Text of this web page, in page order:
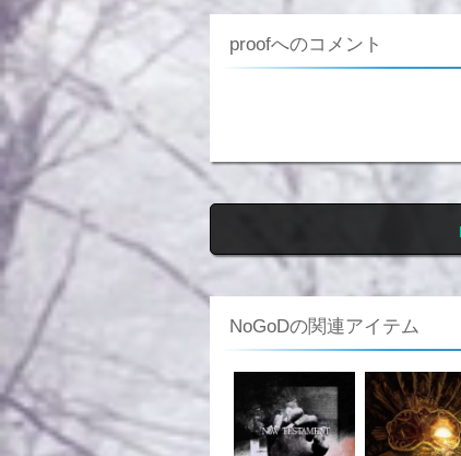
proofへのコメント
NoGoDの関連アイテム